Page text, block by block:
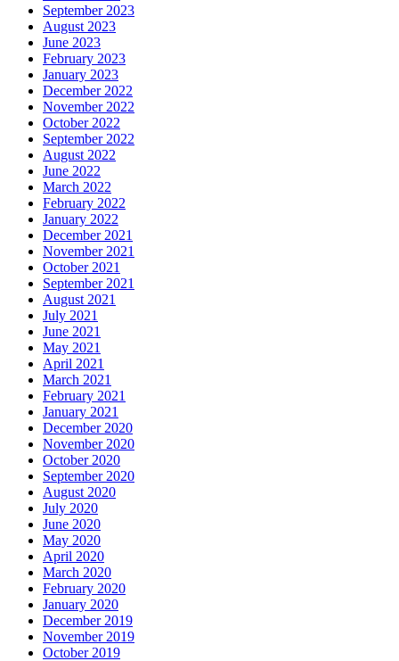
September 2023
August 2023
June 2023
February 2023
January 2023
December 2022
November 2022
October 2022
September 2022
August 2022
June 2022
March 2022
February 2022
January 2022
December 2021
November 2021
October 2021
September 2021
August 2021
July 2021
June 2021
May 2021
April 2021
March 2021
February 2021
January 2021
December 2020
November 2020
October 2020
September 2020
August 2020
July 2020
June 2020
May 2020
April 2020
March 2020
February 2020
January 2020
December 2019
November 2019
October 2019